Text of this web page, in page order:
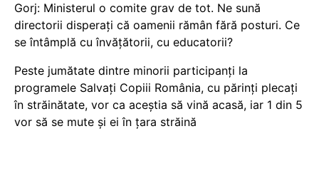
Gorj: Ministerul o comite grav de tot. Ne sună
directorii disperați că oamenii rămân fără posturi. Ce
se întâmplă cu învățătorii, cu educatorii?
Peste jumătate dintre minorii participanți la
programele Salvați Copiii România, cu părinți plecați
în străinătate, vor ca aceștia să vină acasă, iar 1 din 5
vor să se mute și ei în țara străină